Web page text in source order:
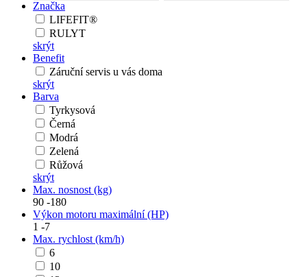
Značka
LIFEFIT®
RULYT
skrýt
Benefit
Záruční servis u vás doma
skrýt
Barva
Tyrkysová
Černá
Modrá
Zelená
Růžová
skrýt
Max. nosnost (kg)
90 -180
Výkon motoru maximální (HP)
1 -7
Max. rychlost (km/h)
6
10